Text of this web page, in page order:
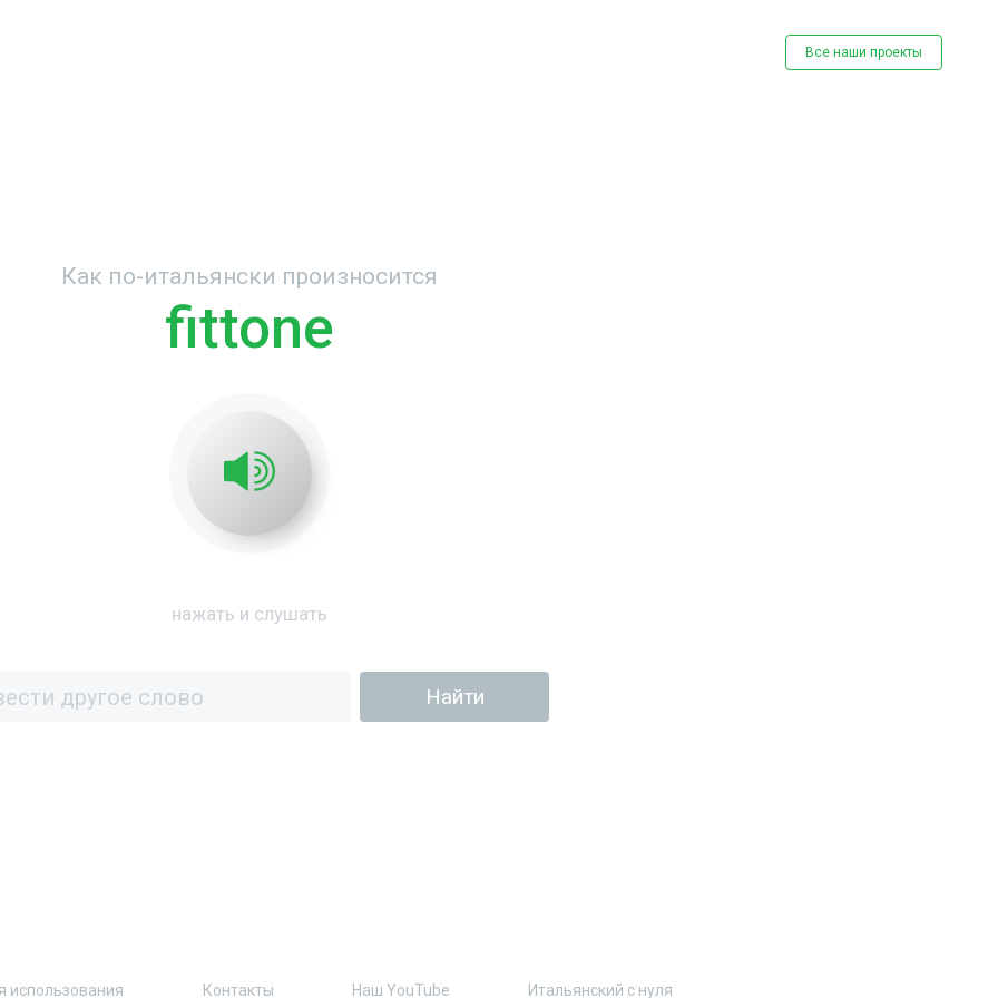
Все наши проекты
Как по-итальянски произносится
fittone
нажать и слушать
использования Контакты Наш YouTube Итальянский с нуля